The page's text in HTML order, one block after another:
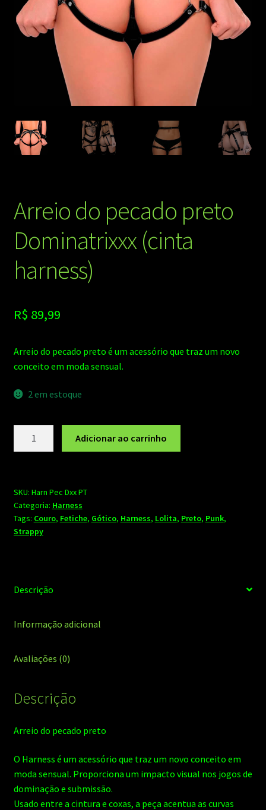
Arreio do pecado preto
Dominatrixxx (cinta
harness)
R$ 89,99
Arreio do pecado preto é um acessório que traz um novo
conceito em moda sensual.
2 em estoque
Dominatrixxx
(cinta
harness)
quantidade
Adicionar ao carrinho
SKU: Harn Pec Dxx PT
Categoria: Harness
Tags: Couro, Fetiche, Gótico, Harness, Lolita, Preto, Punk,
Strappy
Descrição
Informação adicional
Avaliações (0)
Descrição
Arreio do pecado preto
O Harness é um acessório que traz um novo conceito em
moda sensual. Proporciona um impacto visual nos jogos de
dominação e submissão.
Usado entre a cintura e coxas, a peça acentua as curvas